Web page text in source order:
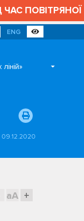
ENG
09.12.2020
aA +